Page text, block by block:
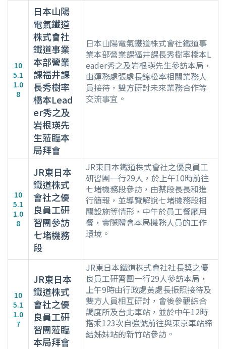
10
5.1
1.0
8
日本山陽
電氣鐵道
株式會社
鐵道事業
本部營業
課福井課
長秀樹率
橋本Lead
er秀之及
岩根瑛先
生蒞臨本
局拜會
日本山陽電氣鐵道株式會社鐵道事
業本部營業課福井課長秀樹率橋本L
eader秀之及岩根瑛先生參訪本局，
由運務處張處長錦松率相關業務人
員接待，雙方研討未來業務合作等
交流事宜。
10
5.1
1.0
8
JR東日本
鐵道株式
會社之優
良員工研
習團參訪
七堵機務
段
JR東日本鐵道株式會社之優良員工
研習團一行29人，於上午10時前往
七堵機務段參訪，由蔡段長長和進
行簡報，並導覽解說七堵機務段相
關設施等情形，中午於員工餐廳用
餐，實際體會本局機務人員的工作
環境。
10
5.1
1.0
7
JR東日本
鐵道株式
會社之優
良員工研
習團蒞臨
本局拜會
JR東日本鐵道株式會社社長獎之優
良員工研習團一行29人參訪本局，
上午9時由行政處黃處長振照接待及
雙方人員相互研討，會後參觀綜合
調度所及台北車站，並於中午12時
搭乘123次自強號前往與東京車站締
結姊妹站的新竹站參訪。